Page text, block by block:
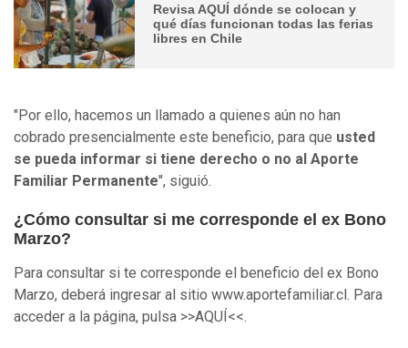
Revisa AQUÍ dónde se colocan y
qué días funcionan todas las ferias
libres en Chile
"Por ello, hacemos un llamado a quienes aún no han
cobrado presencialmente este beneficio, para que usted
se pueda informar si tiene derecho o no al Aporte
Familiar Permanente", siguió.
¿Cómo consultar si me corresponde el ex Bono
Marzo?
Para consultar si te corresponde el beneficio del ex Bono
Marzo, deberá ingresar al sitio www.aportefamiliar.cl. Para
acceder a la página, pulsa >>AQUÍ<<.